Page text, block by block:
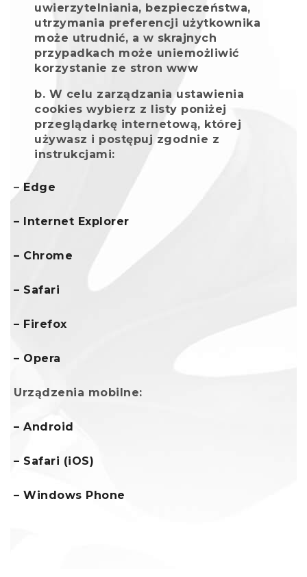
uwierzytelniania, bezpieczeństwa,
utrzymania preferencji użytkownika
może utrudnić, a w skrajnych
przypadkach może uniemożliwić
korzystanie ze stron www
W celu zarządzania ustawienia
cookies wybierz z listy poniżej
przeglądarkę internetową, której
używasz i postępuj zgodnie z
instrukcjami:
– Edge
– Internet Explorer
– Chrome
– Safari
– Firefox
– Opera
Urządzenia mobilne:
– Android
– Safari (iOS)
– Windows Phone